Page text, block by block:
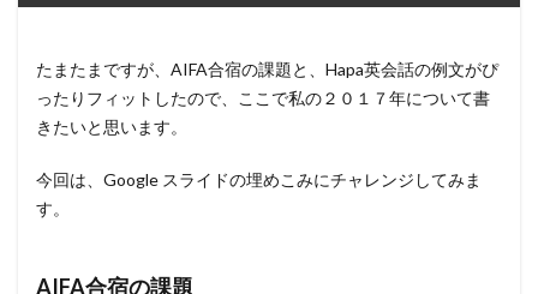
たまたまですが、AIFA合宿の課題と、Hapa英会話の例文がぴ
ったりフィットしたので、ここで私の２０１７年について書
きたいと思います。
今回は、Google スライドの埋めこみにチャレンジしてみま
す。
AIFA合宿の課題